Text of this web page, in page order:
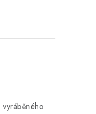
vyráběného